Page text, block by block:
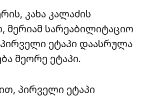
კახა კალაძის
მერიამ სარეაბილიტაციო
პირველი ეტაპი დაასრულა
მეორე ეტაპი.
პირველი ეტაპი